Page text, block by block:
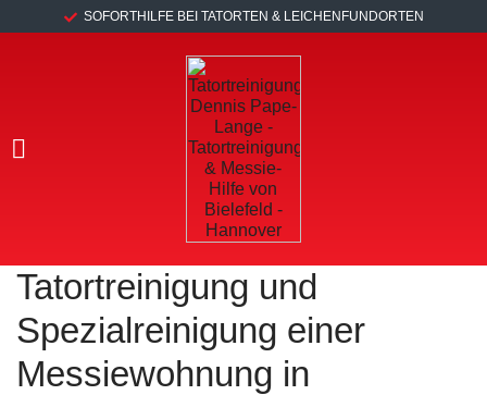
SOFORTHILFE BEI TATORTEN & LEICHENFUNDORTEN
Tatortreinigung und
Spezialreinigung einer
Messiewohnung in